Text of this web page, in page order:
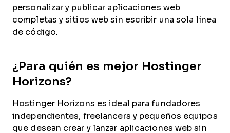
personalizar y publicar aplicaciones web
completas y sitios web sin escribir una sola línea
de código.
¿Para quién es mejor Hostinger
Horizons?
Hostinger Horizons es ideal para fundadores
independientes, freelancers y pequeños equipos
que desean crear y lanzar aplicaciones web sin